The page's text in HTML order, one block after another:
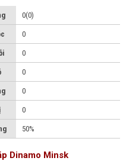
0(0)
0
0
0
0
0
50%
Dinamo Minsk